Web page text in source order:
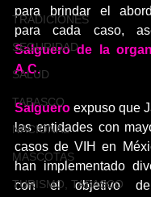
TRADICIONES
SEGURIDAD
SALUD
TABASCO
NACIONAL
MASCOTAS
TURISMO, TABASCO
para brindar el
para cada caso,
Salguero de la
A.C.
Salguero expuso que
las entidades con
casos de VIH en
han implementado
con el objetivo